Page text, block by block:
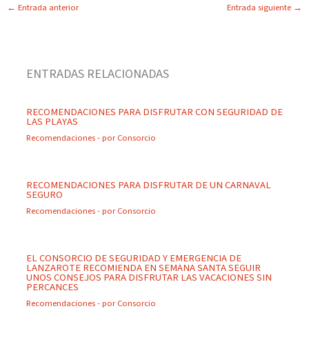
← Entrada anterior Entrada siguiente →
ENTRADAS RELACIONADAS
RECOMENDACIONES PARA DISFRUTAR CON SEGURIDAD DE
LAS PLAYAS
Recomendaciones- por Consorcio
RECOMENDACIONES PARA DISFRUTAR DE UN CARNAVAL
SEGURO
Recomendaciones- por Consorcio
EL CONSORCIO DE SEGURIDAD Y EMERGENCIA DE
LANZAROTE RECOMIENDA EN SEMANA SANTA SEGUIR
UNOS CONSEJOS PARA DISFRUTAR LAS VACACIONES SIN
PERCANCES
Recomendaciones- por Consorcio